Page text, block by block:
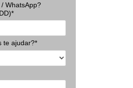
WhatsApp?
te ajudar?*